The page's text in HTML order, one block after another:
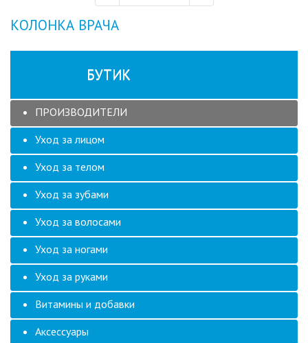
страница страница
КОЛОНКА ВРАЧА
БУТИК
ПРОИЗВОДИТЕЛИ
Уход за лицом
Уход за телом
Уход за зубами
Уход за волосами
Уход за ногами
Уход за руками
Витамины и добавки
Аксессуары